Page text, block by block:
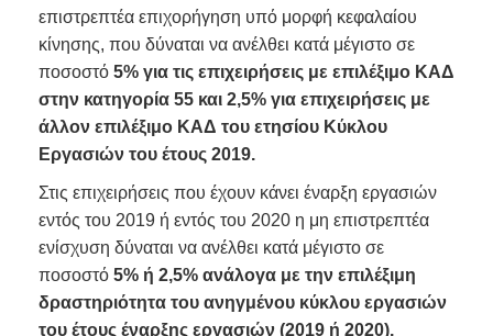
επιστρεπτέα επιχορήγηση υπό μορφή κεφαλαίου
κίνησης, που δύναται να ανέλθει κατά μέγιστο σε
ποσοστό 5% για τις επιχειρήσεις με επιλέξιμο ΚΑΔ
στην κατηγορία 55 και 2,5% για επιχειρήσεις με
άλλον επιλέξιμο ΚΑΔ του ετησίου Κύκλου
Εργασιών του έτους 2019.
Στις επιχειρήσεις που έχουν κάνει έναρξη εργασιών
εντός του 2019 ή εντός του 2020 η μη επιστρεπτέα
ενίσχυση δύναται να ανέλθει κατά μέγιστο σε
ποσοστό 5% ή 2,5% ανάλογα με την επιλέξιμη
δραστηριότητα του ανηγμένου κύκλου εργασιών
του έτους έναρξης εργασιών (2019 ή 2020).